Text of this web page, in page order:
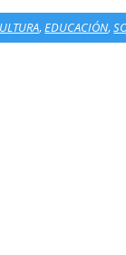
,EDUCACIÓN,
DE